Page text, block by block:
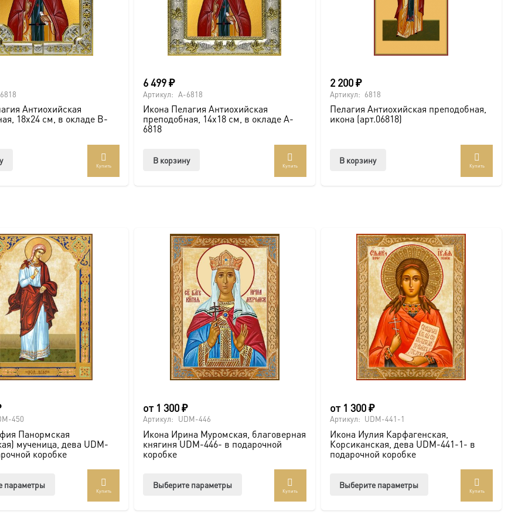
по золочению.
образа в стильном и солидном обрамлении.
Подписывайтесь на нашу группу ВКонтакте: https://vk.com/ikonaspas
Антиохийская
18х24 см, в окладе B-
Купить
6 499₽
Артикул: A-6818
Икона Пелагия Антиохийская
преподобная, 14х18 см, в окладе A-
6818
В корзину
Купить
2 200₽
Артикул: 6818
Пелагия Антиохийская преподобная,
икона (арт.06818)
В корзину
Купить
450
Панормская
мученица, дева UDM-
коробке
параметры
Купить
от 1 300₽
Артикул: UDM-446
Икона Ирина Муромская, благоверная
княгиня UDM-446- в подарочной
коробке
Выберите параметры
Купить
от 1 300₽
Артикул: UDM-441-1
Икона Иулия Карфагенская,
Корсиканская, дева UDM-441-1- в
подарочной коробке
Выберите параметры
Купить